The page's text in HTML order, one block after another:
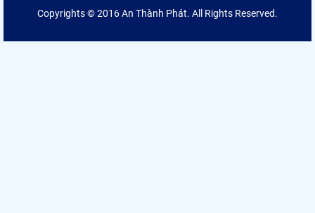
Copyrights © 2016 An Thành Phát. All Rights Reserved.